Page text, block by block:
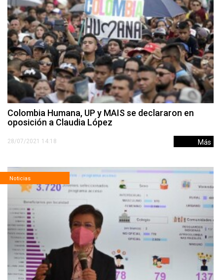
Colombia Humana, UP y MAIS se declararon en
oposición a Claudia López
28/07/2021 14:18 Más
Noticias